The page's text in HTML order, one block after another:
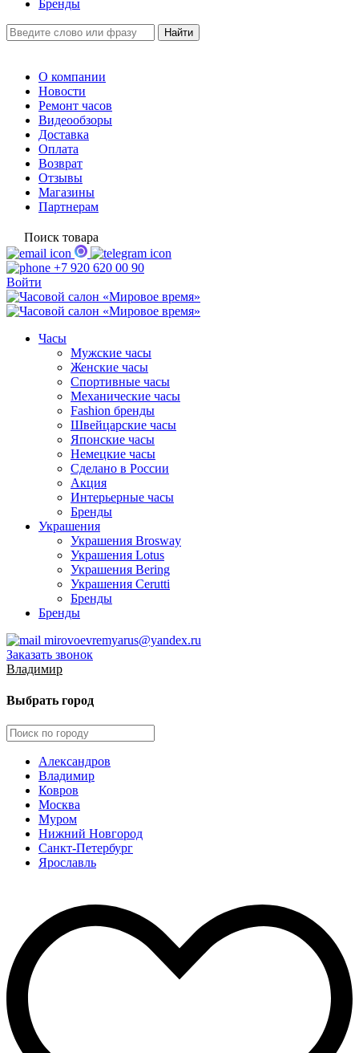
Бренды
О компании
Новости
Ремонт часов
Видеообзоры
Доставка
Оплата
Возврат
Отзывы
Магазины
Партнерам
Поиск товара
+7 920 620 00 90
Войти
Часы
Мужские часы
Женские часы
Спортивные часы
Механические часы
Fashion бренды
Швейцарские часы
Японские часы
Немецкие часы
Сделано в России
Акция
Интерьерные часы
Бренды
Украшения
Украшения Brosway
Украшения Lotus
Украшения Bering
Украшения Cerutti
Бренды
Бренды
mirovoevremyarus@yandex.ru
Заказать звонок
Владимир
Выбрать город
Александров
Владимир
Ковров
Москва
Муром
Нижний Новгород
Санкт-Петербург
Ярославль